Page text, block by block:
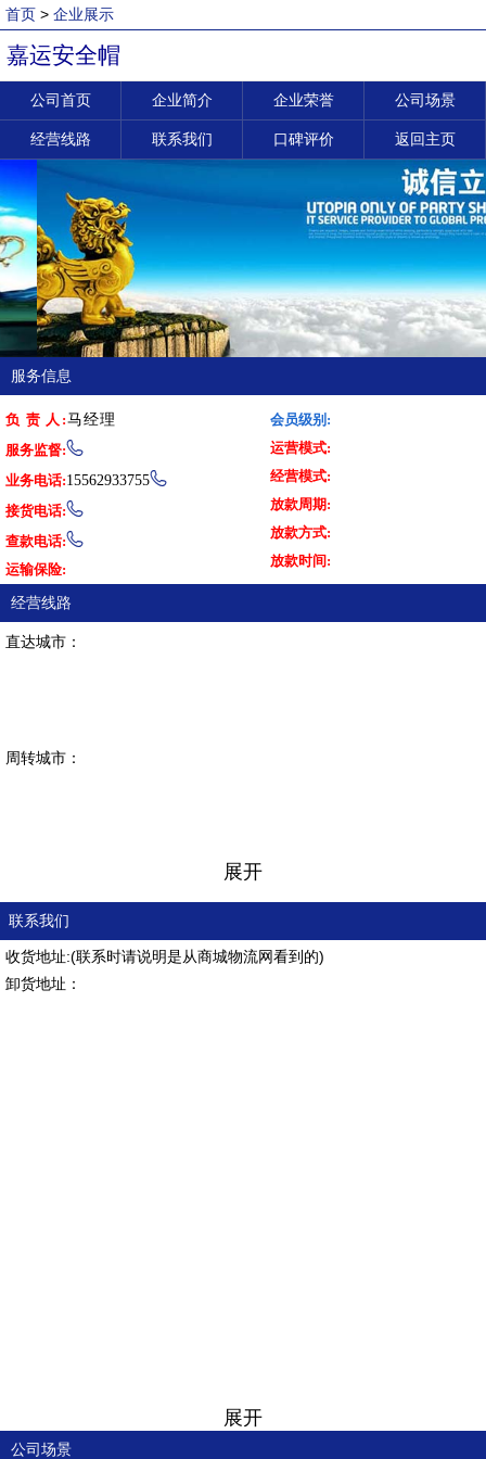
首页 > 企业展示
嘉运安全帽
公司首页 企业简介 企业荣誉 公司场景
经营线路 联系我们 口碑评价 返回主页
服务信息
负 责 人:马经理
服务监督:
业务电话:15562933755
接货电话:
查款电话:
运输保险:
会员级别:
运营模式:
经营模式:
放款周期:
放款方式:
放款时间:
经营线路
直达城市：
周转城市：
展开
收货地址:(联系时请说明是从商城物流网看到的)
卸货地址：
展开
公司场景